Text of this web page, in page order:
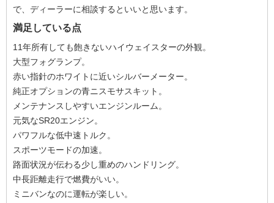
で、ディーラーに相談するといいと思います。
満足している点
11年所有しても飽きないハイウェイスターの外観。
大型フォグランプ。
赤い指針のホワイトに近いシルバーメーター。
純正オプションの青ニスモサスキット。
メンテナンスしやすいエンジンルーム。
元気なSR20エンジン。
パワフルな低中速トルク。
スポーツモードの加速。
路面状況が伝わる少し重めのハンドリング。
中長距離走行で燃費がいい。
ミニバンなのに運転が楽しい。